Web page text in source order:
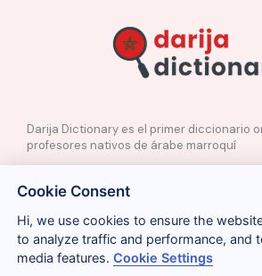
Darija Dictionary es el primer diccionario
profesores nativos de árabe marroquí
Contacto
📲Redes Sociales
🤝🏼Proponer palabras
Cookie Consent
Hi, we use cookies to ensure the
to analyze traffic and performance, and
media features.Cookie Settings